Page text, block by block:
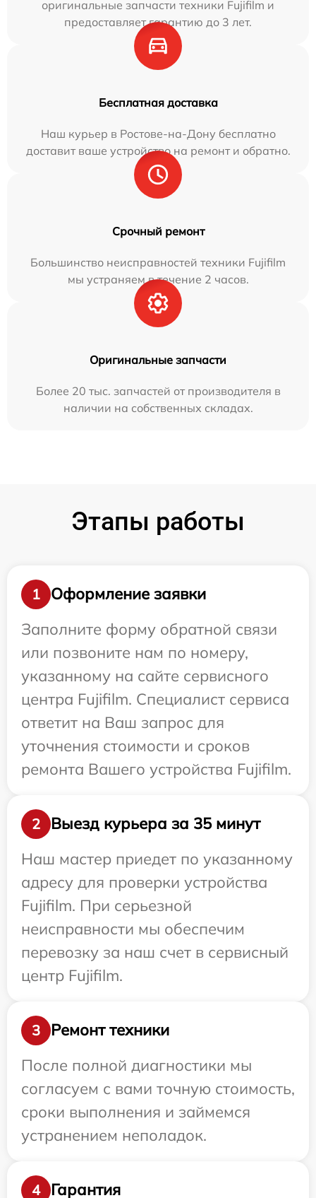
оригинальные запчасти техники Fujifilm и
предоставляет гарантию до 3 лет.
Бесплатная доставка
Наш курьер в Ростове-на-Дону бесплатно
доставит ваше устройство на ремонт и обратно.
Срочный ремонт
Большинство неисправностей техники Fujifilm
мы устраняем в течение 2 часов.
Оригинальные запчасти
Более 20 тыс. запчастей от производителя в
наличии на собственных складах.
Этапы работы
1
Оформление заявки
Заполните форму обратной связи
или позвоните нам по номеру,
указанному на сайте сервисного
центра Fujifilm. Специалист сервиса
ответит на Ваш запрос для
уточнения стоимости и сроков
ремонта Вашего устройства Fujifilm.
2
Выезд курьера за 35 минут
Наш мастер приедет по указанному
адресу для проверки устройства
Fujifilm. При серьезной
неисправности мы обеспечим
перевозку за наш счет в сервисный
центр Fujifilm.
3
Ремонт техники
После полной диагностики мы
согласуем с вами точную стоимость,
сроки выполнения и займемся
устранением неполадок.
4 Гарантия